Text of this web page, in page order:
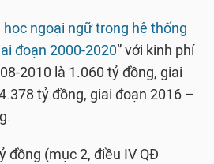
học ngoại ngữ trong hệ thống
đoạn 2000-2020” với kinh phí
2010 là 1.060 tỷ đồng, giai
tỷ đồng, giai đoạn 2016 –
đồng (mục 2, điều IV QĐ